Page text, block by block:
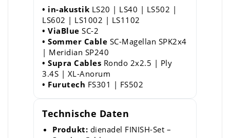
• in-akustik LS20 | LS40 | LS502 |
LS602 | LS1002 | LS1102
• ViaBlue SC-2
• Sommer Cable SC-Magellan SPK2x4
| Meridian SP240
• Supra Cables Rondo 2x2.5 | Ply
3.4S | XL-Anorum
• Furutech FS301 | FS502
Technische Daten
Produkt: dienadel FINISH-Set –